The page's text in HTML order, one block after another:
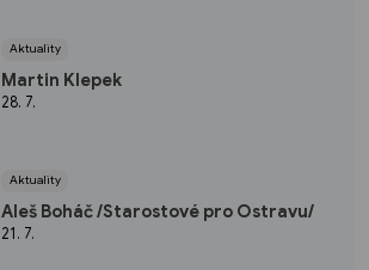
Aktuality
Martin Klepek
28. 7.
Aktuality
Aleš Boháč /Starostové pro Ostravu/
21. 7.